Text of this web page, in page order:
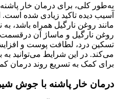
به‌طور کلی، برای درمان خار
آسیب دیده تاکید زیادی شده است.
مانند روغن نارگیل همراه باشد،
روغن نارگیل و ماساژ آن درقسمت
تسکین درد، لطافت پوست و
می‌کند. در این شرایط می‌توانید به
برای کمک به تسریع روند درمان
درمان خار پاشنه با جوش